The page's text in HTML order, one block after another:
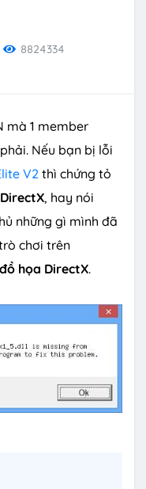
8824334
mà 1 member
Nếu bạn bị lỗi
V2thì chứng tỏ
, hay nói
những gì mình đã
chơi trên
họa DirectX.